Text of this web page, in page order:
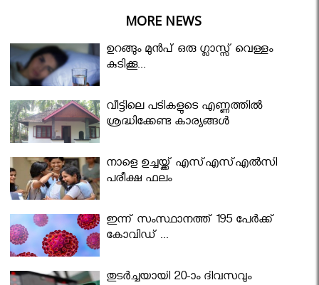
MORE NEWS
ഉറങ്ങും മുന്‍പ് ഒരു ഗ്ലാസ്സ് വെള്ളം
കുടിക്കൂ...
വീട്ടിലെ പടികളുടെ എണ്ണത്തിൽ
ശ്രദ്ധിക്കേണ്ട കാര്യങ്ങൾ
നാളെ ഉച്ചയ്ക്ക് എസ്എസ്എല്‍സി
പരീക്ഷ ഫലം
ഇന്ന് സംസ്ഥാനത്ത് 195 പേര്‍ക്ക്
കോവിഡ് ...
തുടർച്ചയായി 20-ാം ദിവസവും